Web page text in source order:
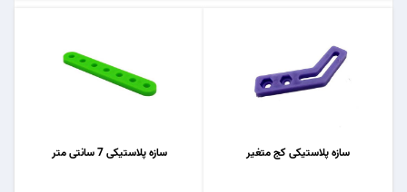
سازه پلاستیکی 7 سانتی متر سازه پلاستیکی کج متغیر